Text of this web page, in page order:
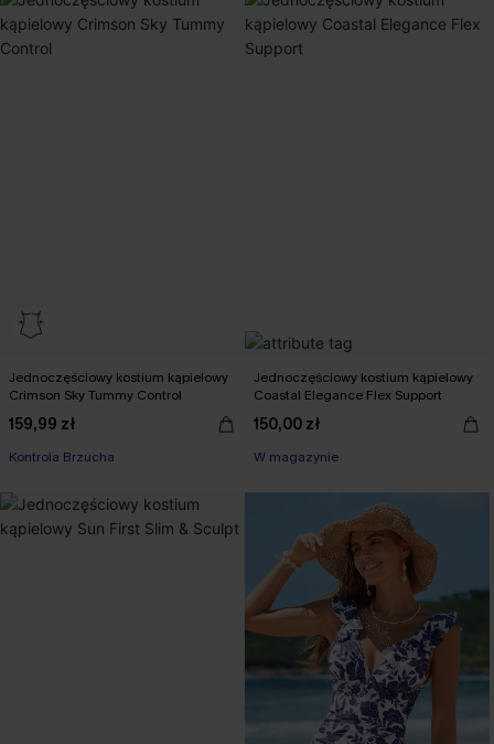
Jednoczęściowy kostium kąpielowy
Crimson Sky Tummy Control
159,99 zł
Kontrola Brzucha
Jednoczęściowy kostium kąpielowy
Coastal Elegance Flex Support
150,00 zł
W magazynie